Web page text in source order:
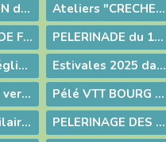
INAUGURATION de la CRECHE à MIJOUX
Ateliers "CRECHE de NOEL"
PROFESSION DE FOI de Bleuenn
PELERINADE du 19 octobre 2025
CONCERT à l'église de CHEZERY le 6 juillet 2025
Estivales 2025 dans la vallée de la Valserine
Cheminement vers Rome avec la Famille Parmentier
Pélé VTT BOURG - ARS
Démarche Jubilaire à Ars
PELERINAGE DES FEMMES 2025